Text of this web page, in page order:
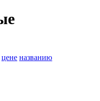
цене названию